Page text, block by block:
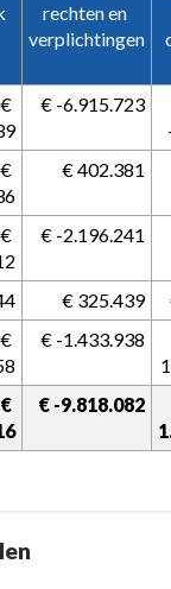
rechten en
verplichtingen
€ -6.915.723
€ 402.381
€ -2.196.241
€ 325.439
€ -1.433.938
€ -9.818.082